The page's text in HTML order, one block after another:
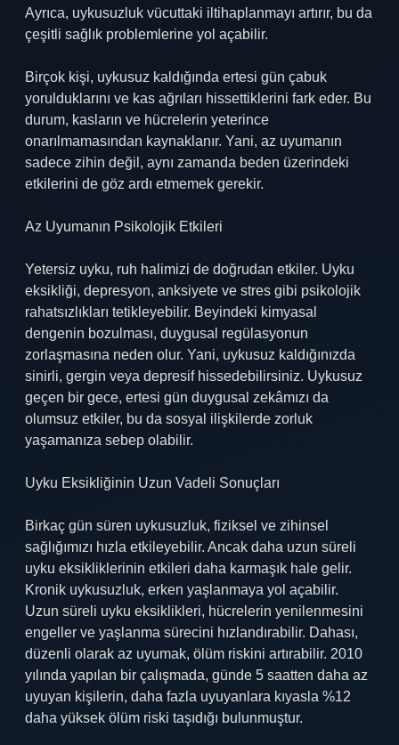
Ayrıca, uykusuzluk vücuttaki iltihaplanmayı artırır, bu da
çeşitli sağlık problemlerine yol açabilir.
Birçok kişi, uykusuz kaldığında ertesi gün çabuk
yorulduklarını ve kas ağrıları hissettiklerini fark eder. Bu
durum, kasların ve hücrelerin yeterince
onarılmamasından kaynaklanır. Yani, az uyumanın
sadece zihin değil, aynı zamanda beden üzerindeki
etkilerini de göz ardı etmemek gerekir.
Az Uyumanın Psikolojik Etkileri
Yetersiz uyku, ruh halimizi de doğrudan etkiler. Uyku
eksikliği, depresyon, anksiyete ve stres gibi psikolojik
rahatsızlıkları tetikleyebilir. Beyindeki kimyasal
dengenin bozulması, duygusal regülasyonun
zorlaşmasına neden olur. Yani, uykusuz kaldığınızda
sinirli, gergin veya depresif hissedebilirsiniz. Uykusuz
geçen bir gece, ertesi gün duygusal zekâmızı da
olumsuz etkiler, bu da sosyal ilişkilerde zorluk
yaşamanıza sebep olabilir.
Uyku Eksikliğinin Uzun Vadeli Sonuçları
Birkaç gün süren uykusuzluk, fiziksel ve zihinsel
sağlığımızı hızla etkileyebilir. Ancak daha uzun süreli
uyku eksikliklerinin etkileri daha karmaşık hale gelir.
Kronik uykusuzluk, erken yaşlanmaya yol açabilir.
Uzun süreli uyku eksiklikleri, hücrelerin yenilenmesini
engeller ve yaşlanma sürecini hızlandırabilir. Dahası,
düzenli olarak az uyumak, ölüm riskini artırabilir. 2010
yılında yapılan bir çalışmada, günde 5 saatten daha az
uyuyan kişilerin, daha fazla uyuyanlara kıyasla %12
daha yüksek ölüm riski taşıdığı bulunmuştur.